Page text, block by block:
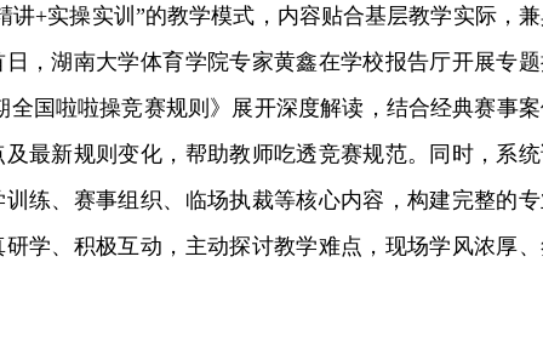
讲+实操实训”的教学模式，内容贴合基层教学实际，
，湖南大学体育学院专家黄鑫在学校报告厅开展专
全国啦啦操竞赛规则》展开深度解读，结合经典赛事
最新规则变化，帮助教师吃透竞赛规范。同时，系
练、赛事组织、临场执裁等核心内容，构建完整的
学、积极互动，主动探讨教学难点，现场学风浓厚